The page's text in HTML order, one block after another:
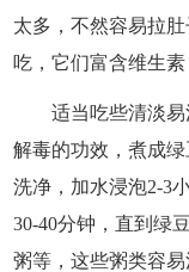
太多，不然容易拉
吃，它们富含维生素
适当吃些清淡易
解毒的功效，煮成
洗净，加水浸泡2-3
30-40分钟，直到绿
粥等，这些粥类容易